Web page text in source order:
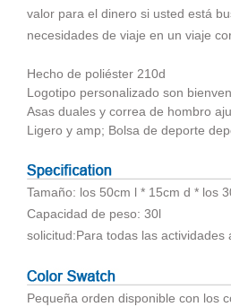
valor para el dinero si usted está
necesidades de viaje en un viaje
Hecho de poliéster 210d
Logotipo personalizado son
Asas duales y correa de hombro
Ligero y amp; Bolsa de deporte
Tamaño: los 50cm l * 15cm d * los
Capacidad de peso: 30l
solicitud:Para todas las
Pequeña orden disponible con los